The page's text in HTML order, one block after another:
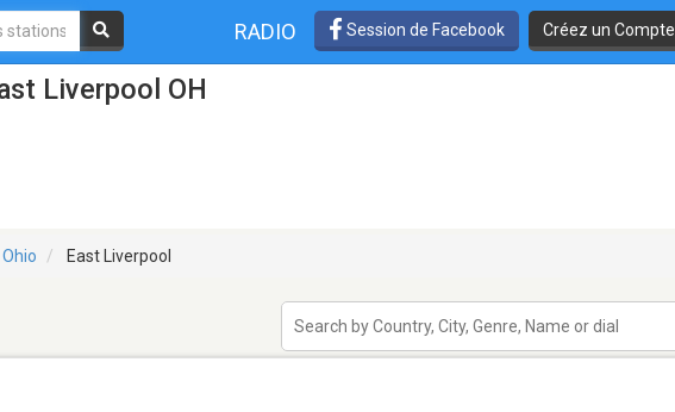
RADIO Session de Facebook Créez un Compte
Liverpool OH
Ohio East Liverpool